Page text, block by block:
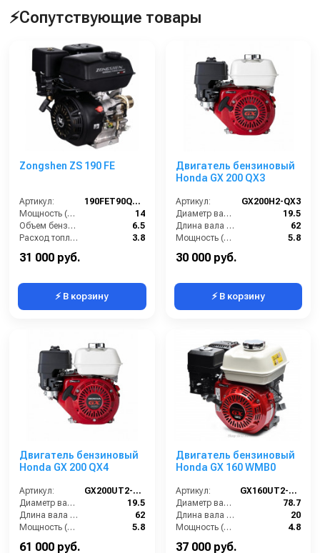
⚡Сопутствующие товары
Zongshen ZS 190 FE
Артикул:
190FET90Q19E
Мощность (л/с):
14
Объем бензобака (л):
6.5
Расход топлива (л/ч):
3.8
Мощность (кВт):
31 000 руб.
⚡ В корзину
Двигатель бензиновый
Honda GX 200 QX3
Артикул:
GX200H2-QX3
Диаметр вала (мм):
19.5
Длина вала (мм):
62
Мощность (л/с):
5.8
Объем двигателя (см3):
30 000 руб.
⚡ В корзину
Двигатель бензиновый
Honda GX 200 QX4
Артикул:
GX200UT2-QX4
Диаметр вала (мм):
19.5
Длина вала (мм):
62
Мощность (л/с):
5.8
61 000 руб.
Двигатель бензиновый
Honda GX 160 WMB0
Артикул:
GX160UT2-WMB0
Диаметр вала (мм):
78.7
Длина вала (мм):
20
Мощность (л/с):
4.8
37 000 руб.